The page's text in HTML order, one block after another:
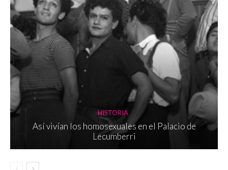
HISTORIA
Así vivían los homosexuales en el Palacio de
Lecumberri